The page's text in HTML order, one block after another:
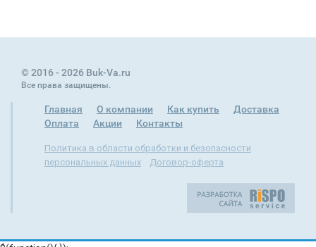
© 2016 - 2026 Buk-Va.ru
Все права защищены.
Главная О компании Как купить
Доставка
Оплата
Акции Контакты
Политика в области обработки и безопасности
персональных данных
Договор-оферта